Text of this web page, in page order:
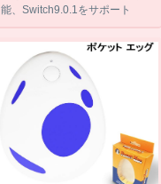
能、Switch9.0.1をサポート